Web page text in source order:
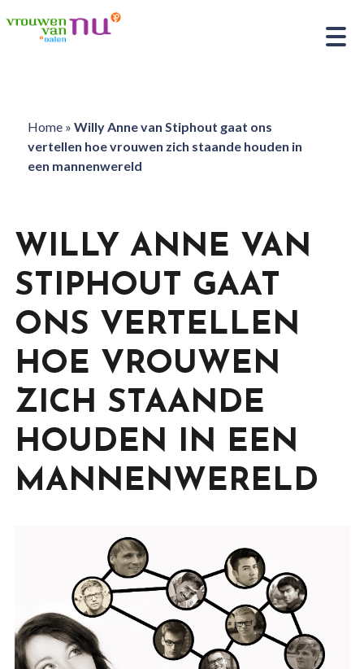
Home» Willy Anne van Stiphout gaat ons
vertellen hoe vrouwen zich staande houden in
een mannenwereld
WILLY ANNE VAN
STIPHOUT GAAT
ONS VERTELLEN
HOE VROUWEN
ZICH STAANDE
HOUDEN IN EEN
MANNENWERELD